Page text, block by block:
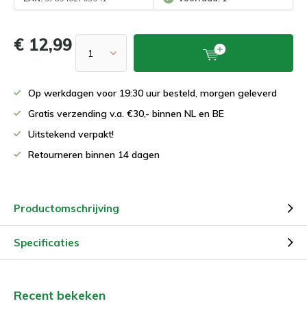
€ 12,99
Op werkdagen voor 19:30 uur besteld, morgen geleverd
Gratis verzending v.a. €30,- binnen NL en BE
Uitstekend verpakt!
Retourneren binnen 14 dagen
Productomschrijving
Specificaties
Recent bekeken